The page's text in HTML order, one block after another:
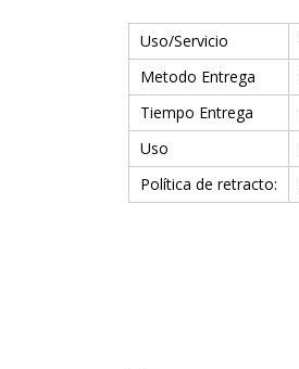
Uso/Servicio
Metodo Entrega
Tiempo Entrega
Uso
Política de retracto: